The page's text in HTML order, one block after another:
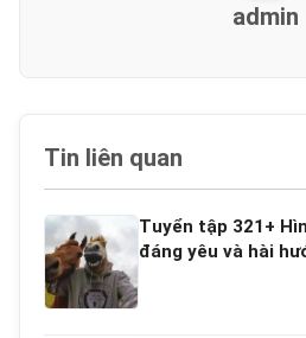
admin
Tin liên quan
Tuyển tập 321+
đáng yêu và hài